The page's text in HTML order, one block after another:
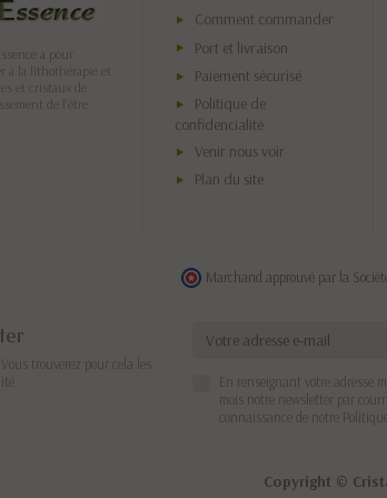
a pour
à la lithothérapie et
et cristaux de
de l’être
Comment commander
Port et livraison
Paiement sécurisé
Politique de
confidencialité
Venir nous voir
Plan du site
Marchand approuvé par la
trouverez pour cela les
En renseignant votre adresse
mois notre newsletter par
connaissance de notre
Copyright ©